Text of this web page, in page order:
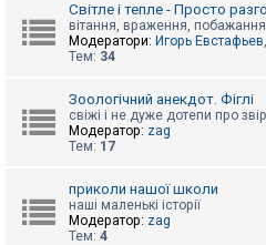
Світле і тепле - Просто
вітання, враження, побажання
Модератори: Игорь Евстафьев,
Тем: 34
Зоологічний анекдот. Фіглі
свіжі і не дуже дотепи про
Модератор: zag
Тем: 17
приколи нашої школи
наші маленькі історії
Модератор: zag
Тем: 4